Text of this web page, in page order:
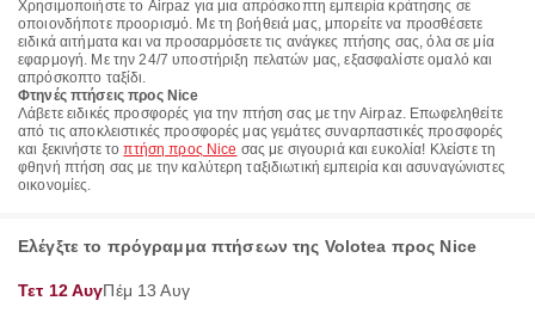
Χρησιμοποιήστε το Airpaz για μια απρόσκοπτη εμπειρία κράτησης σε
οποιονδήποτε προορισμό. Με τη βοήθειά μας, μπορείτε να προσθέσετε
ειδικά αιτήματα και να προσαρμόσετε τις ανάγκες πτήσης σας, όλα σε μία
εφαρμογή. Με την 24/7 υποστήριξη πελατών μας, εξασφαλίστε ομαλό και
απρόσκοπτο ταξίδι.
Φτηνές πτήσεις προς Nice
Λάβετε ειδικές προσφορές για την πτήση σας με την Airpaz. Επωφεληθείτε
από τις αποκλειστικές προσφορές μας γεμάτες συναρπαστικές προσφορές
και ξεκινήστε τοπτήση προς Nice σας με σιγουριά και ευκολία! Κλείστε τη
φθηνή πτήση σας με την καλύτερη ταξιδιωτική εμπειρία και ασυναγώνιστες
οικονομίες.
Ελέγξτε το πρόγραμμα πτήσεων της Volotea προς Nice
Τετ 12 ΑυγΠέμ 13 Αυγ